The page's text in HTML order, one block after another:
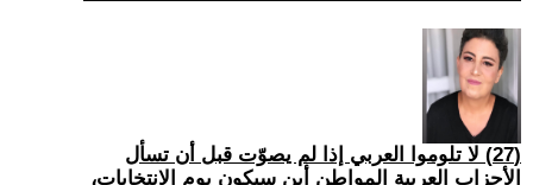
(27) لا تلوموا العربي إذا لم يصوّت قبل أن تسأل
الأحزاب العربية المواطن أين سيكون يوم الانتخابات،